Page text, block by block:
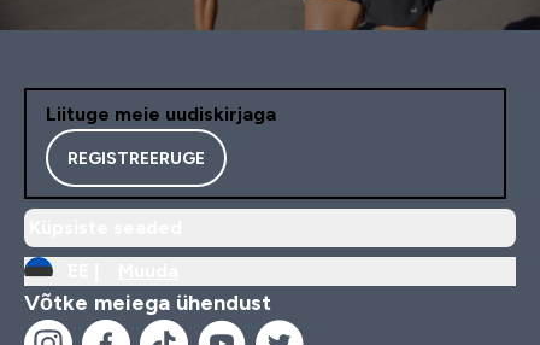
Liituge meie uudiskirjaga
REGISTREERUGE
Võtke meiega ühendust